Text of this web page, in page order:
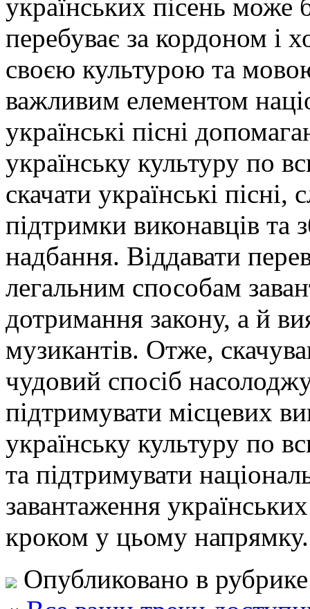
українських пісень
перебуває за кордоном і
своєю культурою та
важливим елементом
українські пісні
українську культуру по
скачати українські пісні,
підтримки виконавців та
надбання. Віддавати
легальним способам
дотримання закону, а й
музикантів. Отже,
чудовий спосіб
підтримувати місцевих
українську культуру по
та підтримувати
завантаження
кроком у цьому напрямку.
Опубликовано в